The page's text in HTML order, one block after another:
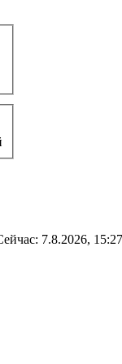
7.8.2026, 15:27